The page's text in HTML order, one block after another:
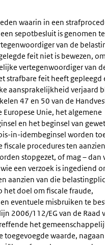
waarin in een
sepotbesluit is genomen
van de
feit niet is bewezen,
vertegenwoordiger van
strafbare feit heeft gepleegd
aansprakelijkheid verjaard
47 en 50 van de
Unie, het algemene
en het beginsel van
in-idembeginsel worden
fiscale procedures ten
stopgezet, of mag – dan
een verzoek is ingediend
aanzien van die
het doel om fiscale fraude,
eventuele misbruiken te
2006/112/EG van de Raad
het
toegevoegde waarde,